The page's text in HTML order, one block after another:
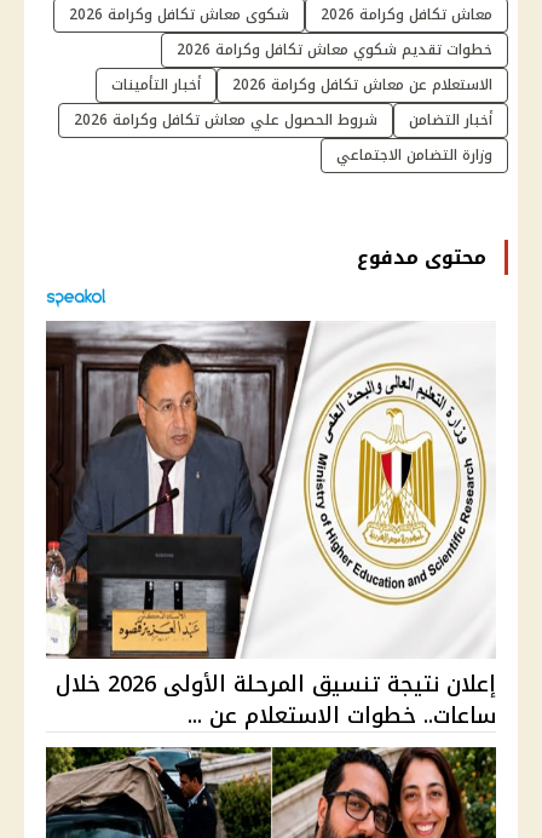
معاش تكافل وكرامة 2026
شكوى معاش تكافل وكرامة 2026
خطوات تقديم شكوي معاش تكافل وكرامة 2026
الاستعلام عن معاش تكافل وكرامة 2026
أخبار التأمينات
أخبار التضامن
شروط الحصول علي معاش تكافل وكرامة 2026
وزارة التضامن الاجتماعي
محتوى مدفوع
إعلان نتيجة تنسيق المرحلة الأولى 2026 خلال
ساعات.. خطوات الاستعلام عن ...